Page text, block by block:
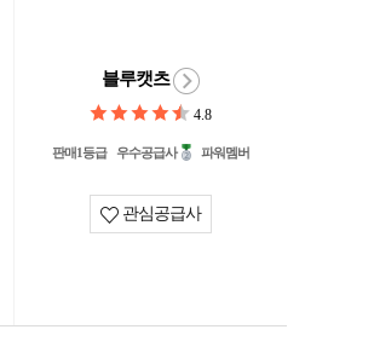
블루캣츠
4.8
판매1등급 우수공급사 파워멤버
관심공급사